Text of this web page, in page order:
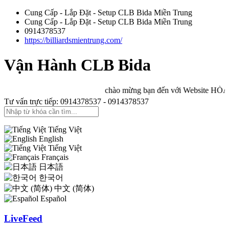
Cung Cấp - Lắp Đặt - Setup CLB Bida Miền Trung
Cung Cấp - Lắp Đặt - Setup CLB Bida Miền Trung
0914378537
https://billiardsmientrung.com/
Vận Hành CLB Bida
chào mừng bạn đến với Website HÒA
Tư vấn trực tiếp: 0914378537 - 0914378537
Tiếng Việt
English
Tiếng Việt
Français
日本語
한국어
中文 (简体)
Español
LiveFeed